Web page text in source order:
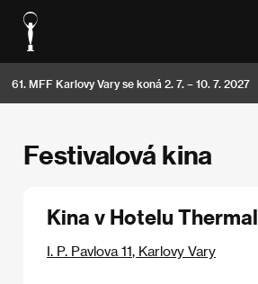
61. MFF Karlovy Vary se koná 2. 7. – 10. 7. 2027
Festivalová kina
Kina v Hotelu Thermal
I. P. Pavlova 11, Karlovy Vary